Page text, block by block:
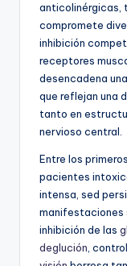
anticolinérgicas,
compromete
inhibición
receptores
desencadena
que reflejan una
tanto en
nervioso central.
Entre los
pacientes
intensa, sed
manifestaciones
inhibición de las
deglución,